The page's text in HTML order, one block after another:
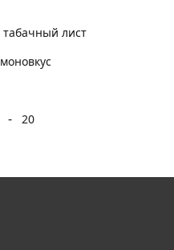
табачный лист
моновкус
- 20